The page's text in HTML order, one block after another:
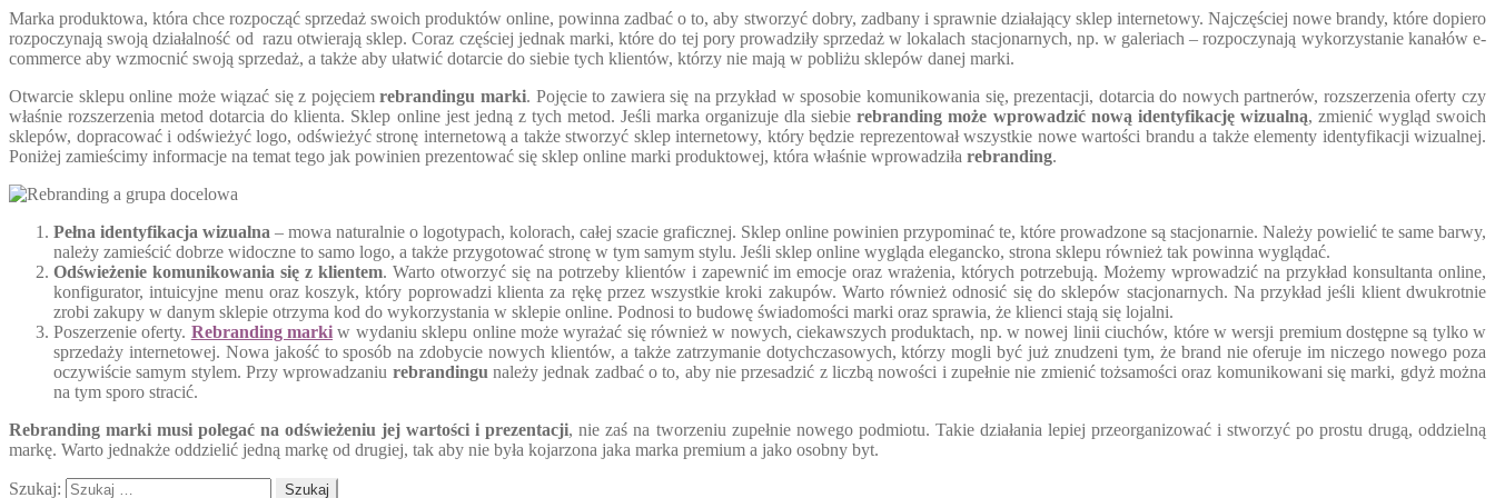
Marka produktowa, która chce rozpocząć sprzedaż swoich produktów online, powinna zadbać o to, aby stworzyć dobry, zadbany i sprawnie działający sklep internetowy. Najczęściej nowe brandy, które dopiero
rozpoczynają swoją działalność od razu otwierają sklep. Coraz częściej jednak marki, które do tej pory prowadziły sprzedaż w lokalach stacjonarnych, np. w galeriach – rozpoczynają wykorzystanie kanałów e-
commerce aby wzmocnić swoją sprzedaż, a także aby ułatwić dotarcie do siebie tych klientów, którzy nie mają w pobliżu sklepów danej marki.
Otwarcie sklepu online może wiązać się z pojęciemrebrandingu marki. Pojęcie to zawiera się na przykład w sposobie komunikowania się, prezentacji, dotarcia do nowych partnerów, rozszerzenia oferty czy
właśnie rozszerzenia metod dotarcia do klienta. Sklep online jest jedną z tych metod. Jeśli marka organizuje dla siebierebranding może wprowadzić nową identyfikację wizualną, zmienić wygląd swoich
sklepów, dopracować i odświeżyć logo, odświeżyć stronę internetową a także stworzyć sklep internetowy, który będzie reprezentował wszystkie nowe wartości brandu a także elementy identyfikacji wizualnej.
Poniżej zamieścimy informacje na temat tego jak powinien prezentować się sklep online marki produktowej, która właśnie wprowadziła rebranding.
Pełna identyfikacja wizualna – mowa naturalnie o logotypach, kolorach, całej szacie graficznej. Sklep online powinien przypominać te, które prowadzone są stacjonarnie. Należy powielić te same barwy,
należy zamieścić dobrze widoczne to samo logo, a także przygotować stronę w tym samym stylu. Jeśli sklep online wygląda elegancko, strona sklepu również tak powinna wyglądać.
Odświeżenie komunikowania się z klientem. Warto otworzyć się na potrzeby klientów i zapewnić im emocje oraz wrażenia, których potrzebują. Możemy wprowadzić na przykład konsultanta online,
konfigurator, intuicyjne menu oraz koszyk, który poprowadzi klienta za rękę przez wszystkie kroki zakupów. Warto również odnosić się do sklepów stacjonarnych. Na przykład jeśli klient dwukrotnie
zrobi zakupy w danym sklepie otrzyma kod do wykorzystania w sklepie online. Podnosi to budowę świadomości marki oraz sprawia, że klienci stają się lojalni.
Poszerzenie oferty. Rebranding marki w wydaniu sklepu online może wyrażać się również w nowych, ciekawszych produktach, np. w nowej linii ciuchów, które w wersji premium dostępne są tylko w
sprzedaży internetowej. Nowa jakość to sposób na zdobycie nowych klientów, a także zatrzymanie dotychczasowych, którzy mogli być już znudzeni tym, że brand nie oferuje im niczego nowego poza
oczywiście samym stylem. Przy wprowadzaniu rebrandingu należy jednak zadbać o to, aby nie przesadzić z liczbą nowości i zupełnie nie zmienić tożsamości oraz komunikowani się marki, gdyż można
na tym sporo stracić.
Rebranding marki musi polegać na odświeżeniu jej wartości i prezentacji, nie zaś na tworzeniu zupełnie nowego podmiotu. Takie działania lepiej przeorganizować i stworzyć po prostu drugą, oddzielną
markę. Warto jednakże oddzielić jedną markę od drugiej, tak aby nie była kojarzona jaka marka premium a jako osobny byt.
Szukaj: